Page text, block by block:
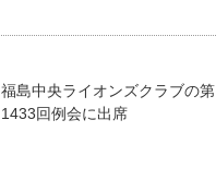
福島中央ライオンズクラブの第
1433回例会に出席